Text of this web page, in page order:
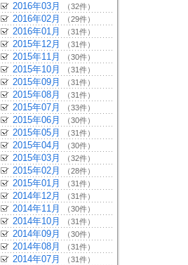
2016年03月 （32件）
2016年02月 （29件）
2016年01月 （31件）
2015年12月 （31件）
2015年11月 （30件）
2015年10月 （31件）
2015年09月 （31件）
2015年08月 （31件）
2015年07月 （33件）
2015年06月 （30件）
2015年05月 （31件）
2015年04月 （30件）
2015年03月 （32件）
2015年02月 （28件）
2015年01月 （31件）
2014年12月 （31件）
2014年11月 （30件）
2014年10月 （31件）
2014年09月 （30件）
2014年08月 （31件）
2014年07月 （31件）